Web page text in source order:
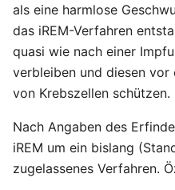
als eine harmlose
das iREM-Verfahren
quasi wie nach einer
verbleiben und diesen vor
von Krebszellen schützen.
Nach Angaben des
iREM um ein bislang
zugelassenes Verfahren.